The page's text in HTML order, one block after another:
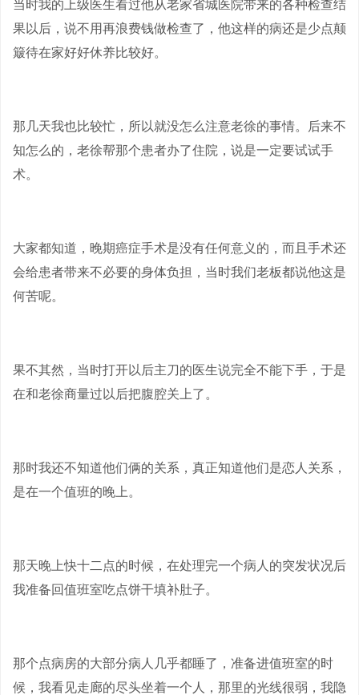
当时我的上级医生看过他从老家省城医院带来的各种检查结
果以后，说不用再浪费钱做检查了，他这样的病还是少点颠
簸待在家好好休养比较好。
那几天我也比较忙，所以就没怎么注意老徐的事情。后来不
知怎么的，老徐帮那个患者办了住院，说是一定要试试手
术。
大家都知道，晚期癌症手术是没有任何意义的，而且手术还
会给患者带来不必要的身体负担，当时我们老板都说他这是
何苦呢。
果不其然，当时打开以后主刀的医生说完全不能下手，于是
在和老徐商量过以后把腹腔关上了。
那时我还不知道他们俩的关系，真正知道他们是恋人关系，
是在一个值班的晚上。
那天晚上快十二点的时候，在处理完一个病人的突发状况后
我准备回值班室吃点饼干填补肚子。
那个点病房的大部分病人几乎都睡了，准备进值班室的时
候，我看见走廊的尽头坐着一个人，那里的光线很弱，我隐